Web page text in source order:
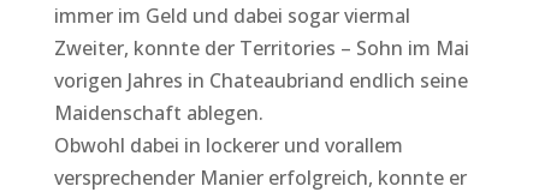
immer im Geld und dabei sogar viermal
Zweiter, konnte der Territories – Sohn im Mai
vorigen Jahres in Chateaubriand endlich seine
Maidenschaft ablegen.
Obwohl dabei in lockerer und vorallem
versprechender Manier erfolgreich, konnte er